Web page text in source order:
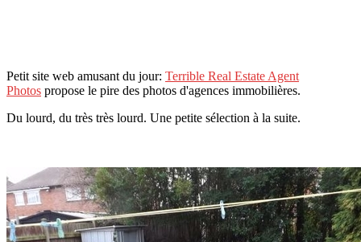
Petit site web amusant du jour: Terrible Real Estate Agent
Photos propose le pire des photos d'agences immobilières.
Du lourd, du très très lourd. Une petite sélection à la suite.